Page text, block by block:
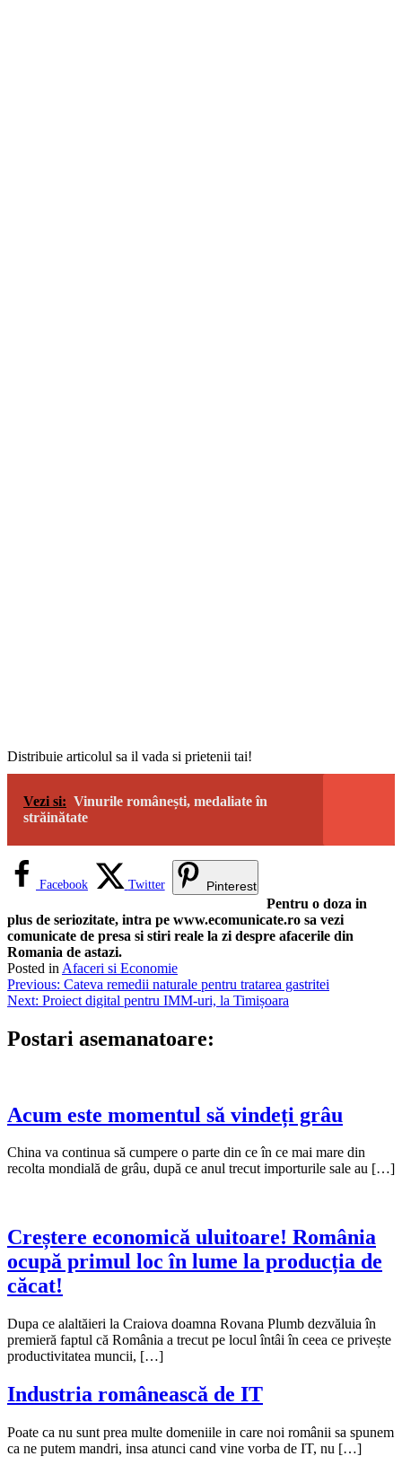
Distribuie articolul sa il vada si prietenii tai!
Vezi si: Vinurile românești, medaliate în
străinătate
Facebook Twitter Pinterest
Pentru o doza in
plus de seriozitate, intra pe www.ecomunicate.ro sa vezi
comunicate de presa si stiri reale la zi despre afacerile din
Romania de astazi.
Posted in Afaceri si Economie
Navigare
în
articole
Previous: Cateva remedii naturale pentru tratarea gastritei
Next: Proiect digital pentru IMM-uri, la Timișoara
Postari asemanatoare:
Acum este momentul să vindeți grâu
China va continua să cumpere o parte din ce în ce mai mare din
recolta mondială de grâu, după ce anul trecut importurile sale au […]
Creștere economică uluitoare! România
ocupă primul loc în lume la producția de
căcat!
Dupa ce alaltăieri la Craiova doamna Rovana Plumb dezvăluia în
premieră faptul că România a trecut pe locul întâi în ceea ce privește
productivitatea muncii, […]
Industria românească de IT
Poate ca nu sunt prea multe domeniile in care noi românii sa spunem
ca ne putem mandri, insa atunci cand vine vorba de IT, nu […]